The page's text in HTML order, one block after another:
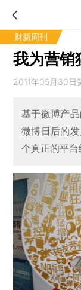
财新周刊
我为营销
2011年05月30日
基于微博产
微博日后的
个真正的平台